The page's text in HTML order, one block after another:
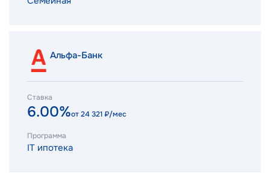
Альфа-Банк
Ставка
6.00%от24 321₽/мес
Программа
IT ипотека